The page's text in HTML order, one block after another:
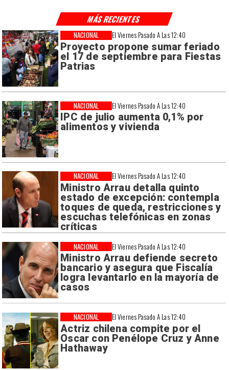
El Viernes Pasado A Las 12:40
Proyecto propone sumar feriado
el 17 de septiembre para Fiestas
Patrias
NACIONAL
El Viernes Pasado A Las 12:40
IPC de julio aumenta 0,1% por
alimentos y vivienda
NACIONAL
El Viernes Pasado A Las 12:40
Ministro Arrau detalla quinto
estado de excepción: contempla
toques de queda, restricciones y
escuchas telefónicas en zonas
críticas
NACIONAL
El Viernes Pasado A Las 12:40
Ministro Arrau defiende secreto
bancario y asegura que Fiscalía
logra levantarlo en la mayoría de
casos
NACIONAL
El Viernes Pasado A Las 12:40
Actriz chilena compite por el
Oscar con Penélope Cruz y Anne
Hathaway
NACIONAL
MÁS RECIENTES